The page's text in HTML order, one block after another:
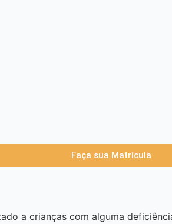
Faça sua Matrícula
a crianças com alguma